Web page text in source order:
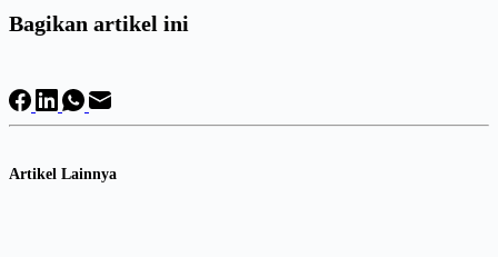
Bagikan artikel ini
Artikel Lainnya